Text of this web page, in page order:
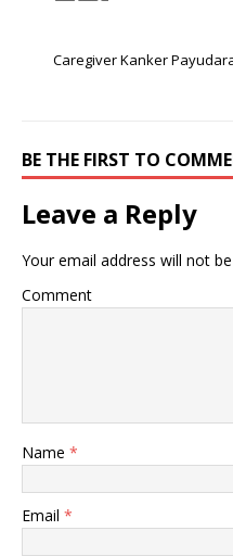
Caregiver Kanker
BE THE FIRST TO
Leave a Reply
Your email address will not
Comment
Name *
Email *